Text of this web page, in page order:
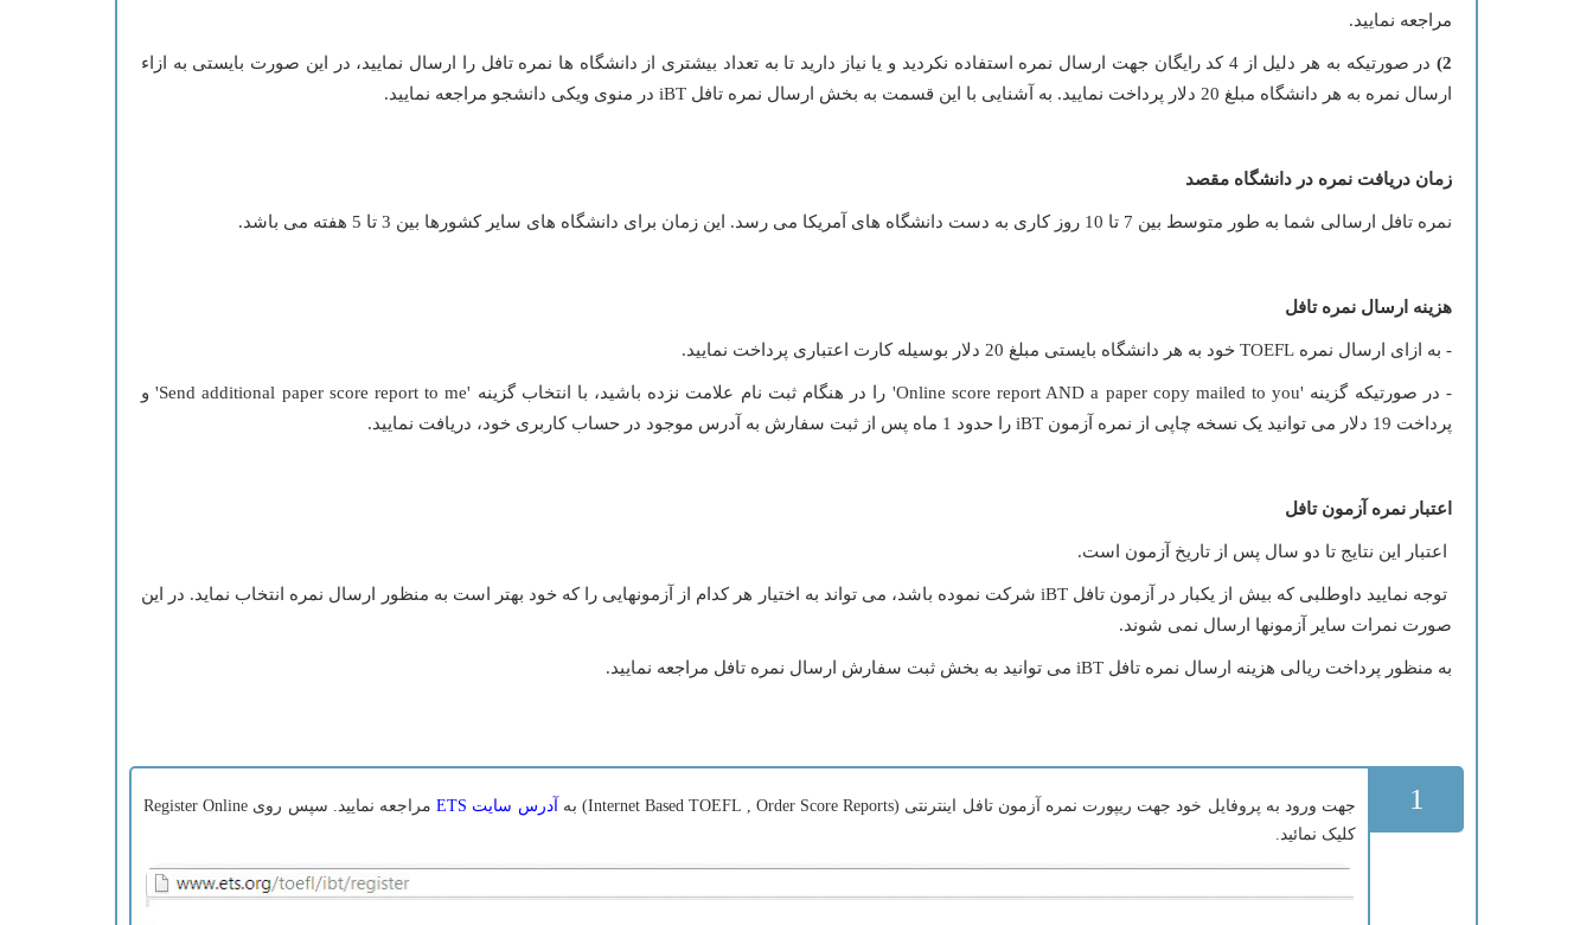
مراجعه نمایید.
2)
در صورتیکه به هر دلیل از 4 کد رایگان جهت ارسال نمره استفاده نکردید و یا نیاز دارید تا به تعداد بیشتری از دانشگاه ها نمره تافل را ارسال نمایید، در این صورت بایستی به ازاء
ارسال نمره به هر دانشگاه مبلغ 20 دلار پرداخت نمایید. به آشنایی با این قسمت به بخش ارسال نمره تافل iBT در منوی ویکی دانشجو مراجعه نمایید.
زمان دریافت نمره در دانشگاه مقصد
نمره تافل ارسالی شما به طور متوسط بین 7 تا 10 روز کاری به دست دانشگاه های آمریکا می رسد. این زمان برای دانشگاه های سایر کشورها بین 3 تا 5 هفته می باشد.
هزینه ارسال نمره تافل
- به ازای ارسال نمره TOEFL خود به هر دانشگاه بایستی مبلغ 20 دلار بوسیله کارت اعتباری پرداخت نمایید.
- در صورتیکه گزینه 'Online score report AND a paper copy mailed to you' را در هنگام ثبت نام علامت نزده باشید، با انتخاب گزینه 'Send additional paper score report to me' و
پرداخت 19 دلار می توانید یک نسخه چاپی از نمره آزمون iBT را حدود 1 ماه پس از ثبت سفارش به آدرس موجود در حساب کاربری خود، دریافت نمایید.
اعتبار نمره آزمون تافل
اعتبار این نتایج تا دو سال پس از تاریخ آزمون است.
توجه نمایید داوطلبی که بیش از یکبار در آزمون تافل iBT شرکت نموده باشد، می تواند به اختیار هر کدام از آزمونهایی را که خود بهتر است به منظور ارسال نمره انتخاب نماید. در این
صورت نمرات سایر آزمونها ارسال نمی شوند.
به منظور پرداخت ریالی هزینه ارسال نمره تافل iBT می توانید به بخش ثبت سفارش ارسال نمره تافل مراجعه نمایید.
1 جهت ورود به پروفایل خود جهت ریپورت نمره آزمون تافل اینترنتی (Internet Based TOEFL , Order Score Reports) به آدرس سایت ETS
مراجعه نمایید. سپس روی Register Online
کلیک نمائید.